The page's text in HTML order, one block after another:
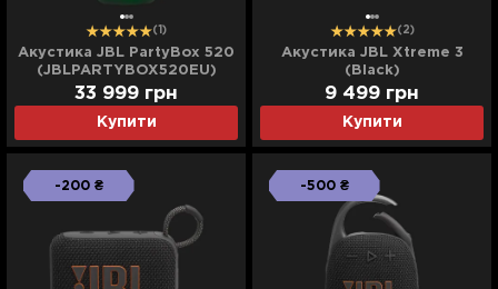
(1)
Акустика JBL PartyBox 520
(JBLPARTYBOX520EU)
Купити
33 999 грн
(2)
Акустика JBL Xtreme 3
(Black)
(JBLXTREME3BLKEUNA)
Купити
9 499 грн
-200 ₴ -500 ₴